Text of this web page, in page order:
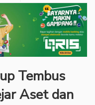
Tembus
Aset dan